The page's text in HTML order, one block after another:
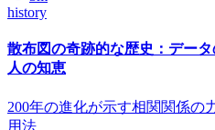
history
散布図の奇跡的な歴史：デー
人の知恵
200年の進化が示す相関関係の
用法